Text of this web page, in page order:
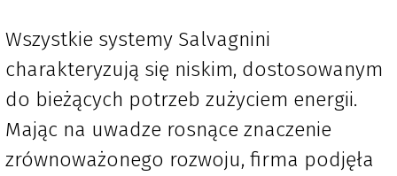
Wszystkie systemy Salvagnini
charakteryzują się niskim, dostosowanym
do bieżących potrzeb zużyciem energii.
Mając na uwadze rosnące znaczenie
zrównoważonego rozwoju, firma podjęła